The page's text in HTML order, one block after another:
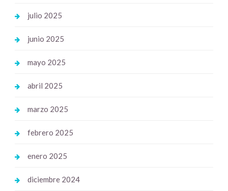
julio 2025
junio 2025
mayo 2025
abril 2025
marzo 2025
febrero 2025
enero 2025
diciembre 2024